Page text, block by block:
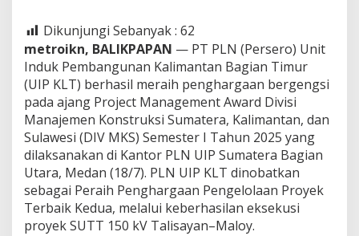
Dikunjungi Sebanyak : 62
metroikn, BALIKPAPAN — PT PLN (Persero) Unit
Induk Pembangunan Kalimantan Bagian Timur
(UIP KLT) berhasil meraih penghargaan bergengsi
pada ajang Project Management Award Divisi
Manajemen Konstruksi Sumatera, Kalimantan, dan
Sulawesi (DIV MKS) Semester I Tahun 2025 yang
dilaksanakan di Kantor PLN UIP Sumatera Bagian
Utara, Medan (18/7). PLN UIP KLT dinobatkan
sebagai Peraih Penghargaan Pengelolaan Proyek
Terbaik Kedua, melalui keberhasilan eksekusi
proyek SUTT 150 kV Talisayan–Maloy.